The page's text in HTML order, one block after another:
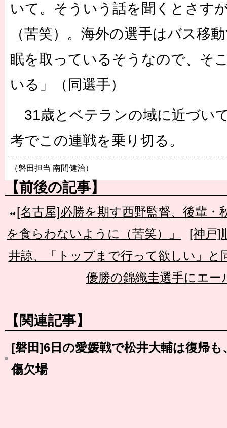
いて。そういう話を聞くとさす
（苦笑）。海外の選手はバス移
眠を取っているそうなので、そ
いる」（同選手）
31歳とベテランの域に近づい
考でこの連戦を乗り切る。
（磐田担当 南間健治）
【前後の記事】
[名古屋]必勝を期す西野監督、後輩・
を食らわないように（苦笑）」
[神戸]
井諒、「トップまで行って欲しい」と
優勝の錦織圭選手にエー
【関連記事】
[磐田]6日の愛媛戦で松井大輔は復帰
傷欠場